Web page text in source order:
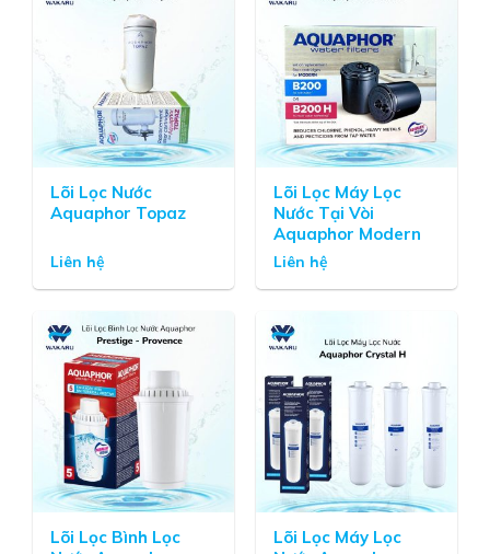
Bộ lõi lọc tinh của máy
Kangen K8 có tác dụng
loại bỏ tới 16 loại tạp
chất độc hại như các
chất tẩy rửa, thuốc bảo
vệ thực vật, thuốc trừ
sâu, Clo… làm cho nước
hết mùi, khử độc và giúp
Lõi Lọc Nước
Aquaphor Topaz
Liên hệ
Lõi Lọc Máy Lọc
Nước Tại Vòi
Aquaphor Modern
Liên hệ
Lõi Lọc Bình Lọc
Lõi Lọc Máy Lọc